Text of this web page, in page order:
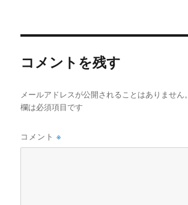
コメントを残す
メールアドレスが公開されることはありません。
欄は必須項目です
コメント※